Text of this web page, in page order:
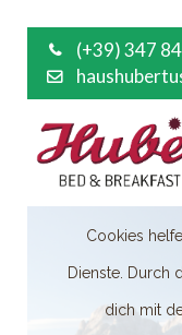
Cookies
Dienste. Durch
dich mit
(+39) 347